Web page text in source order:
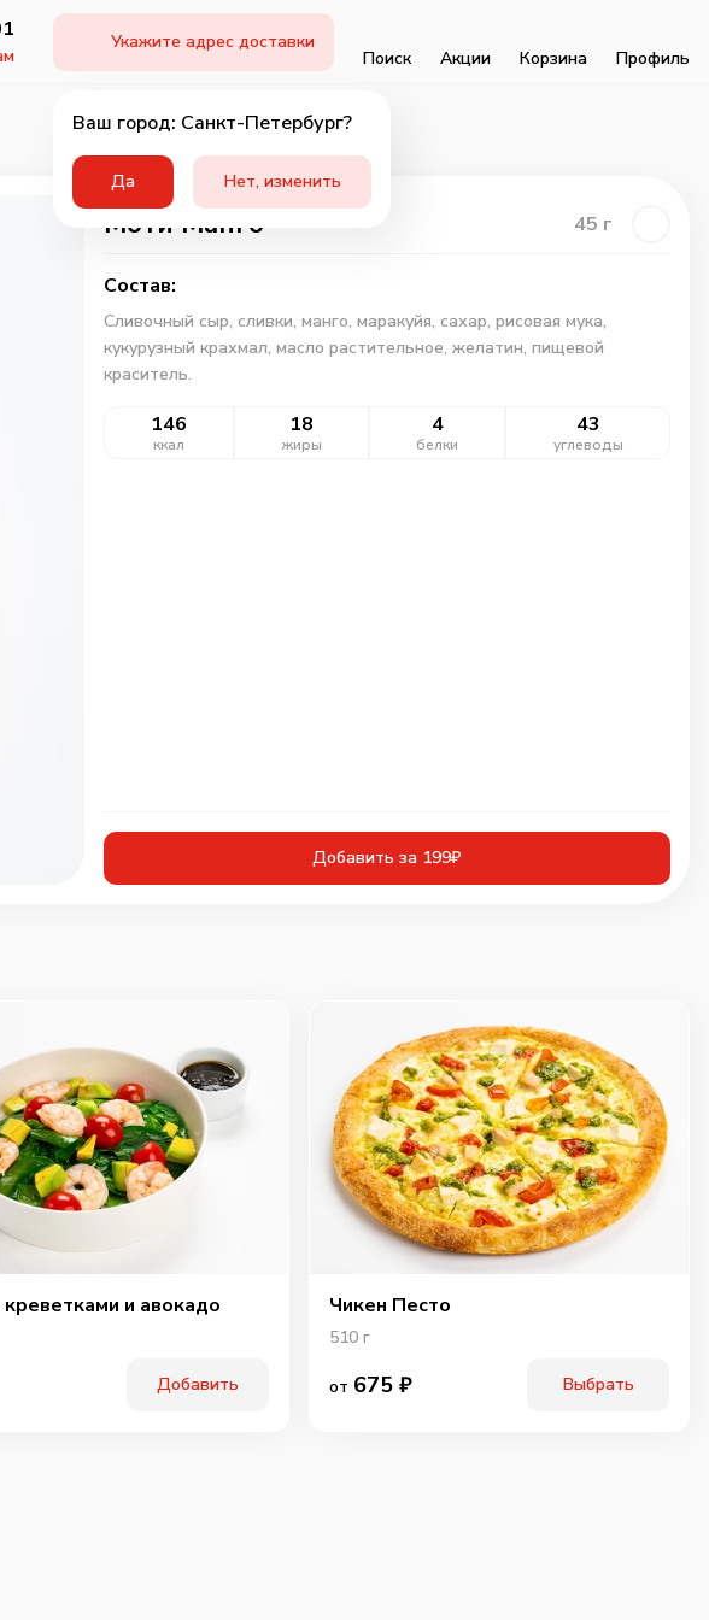
Укажите адрес доставки
Ваш город: Санкт-Петербург?
Да Нет, изменить
Поиск Акции Корзина Профиль
Моти Манго 45 г
Состав:
Сливочный сыр, сливки, манго, маракуйя, сахар, рисовая мука,
кукурузный крахмал, масло растительное, желатин, пищевой
краситель.
146
ккал
18
жиры
4
белки
43
углеводы
Добавить за 199₽
креветками и авокадо
Добавить
Чикен Песто
510 г
от 675 ₽ Выбрать